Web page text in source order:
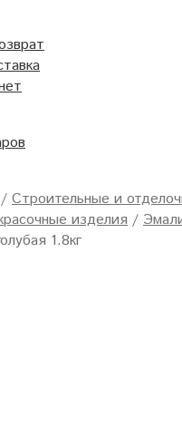
/ Строительные и
изделия /
1.8кг